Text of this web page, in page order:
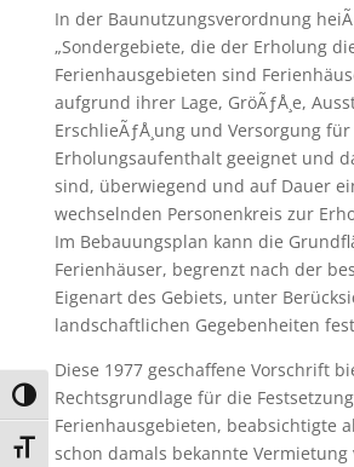
Umschalten auf hohe Kontraste
Schrift vergrößern
In der Baunutzungsverordnung
„Sondergebiete, die der Erholung
Ferienhausgebieten sind
aufgrund ihrer Lage, GröÃƒÅ¸e,
ErschlieÃƒÅ¸ung und Versorgung
Erholungsaufenthalt geeignet und
sind, überwiegend und auf Dauer
wechselnden Personenkreis zur
Im Bebauungsplan kann die
Ferienhäuser, begrenzt nach der
Eigenart des Gebiets, unter
landschaftlichen Gegebenheiten
Diese 1977 geschaffene Vorschrift
Rechtsgrundlage für die
Ferienhausgebieten, beabsichtigte
schon damals bekannte Vermietung